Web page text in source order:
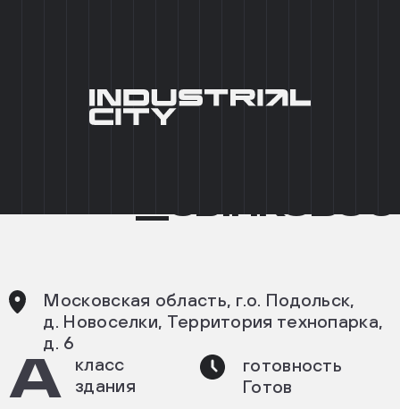
СЫНКОВО 3
ПРОМЫШЛЕННЫЙ
3
INDUSTRIAL CITY
Московская область, г.о. Подольск,
д. Новоселки, Территория технопарка,
д. 6
А
класс
здания
готовность
Готов